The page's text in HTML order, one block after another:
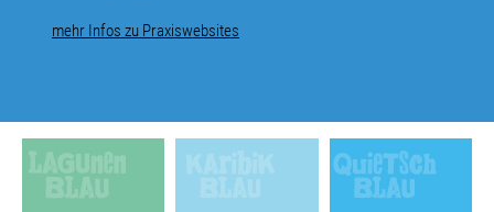
mehr Infos zu Praxiswebsites